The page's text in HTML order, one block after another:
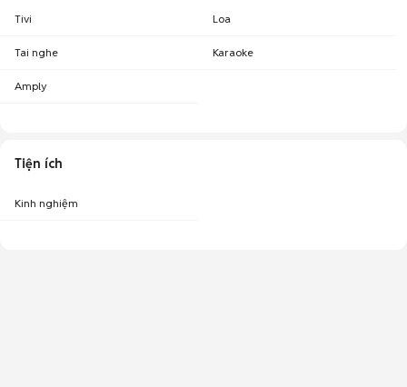
Tivi Loa
Tai nghe Karaoke
Amply
Tiện ích
Kinh nghiệm